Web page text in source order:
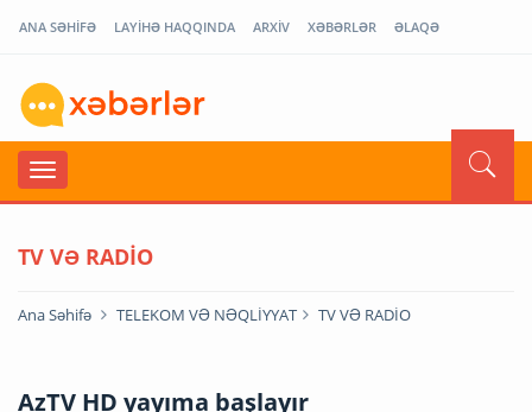
ANA SƏHİFƏ LAYİHƏ HAQQINDA ARXİV XƏBƏRLƏR ƏLAQƏ
TV VƏ RADİO
Ana Səhifə TELEKOM VƏ NƏQLİYYAT TV VƏ RADİO
AzTV HD yayıma başlayır